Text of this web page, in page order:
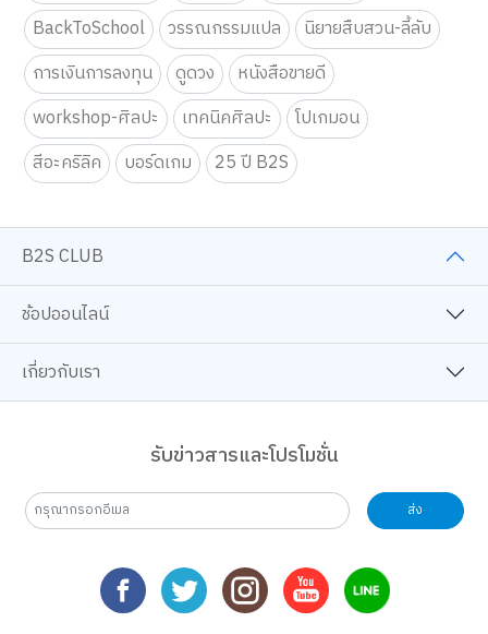
BackToSchool
วรรณกรรมแปล
นิยายสืบสวน-ลี้ลับ
การเงินการลงทุน
ดูดวง
หนังสือขายดี
workshop-ศิลปะ
เทคนิคศิลปะ
โปเกมอน
สีอะคริลิค
บอร์ดเกม 25 ปี B2S
B2S CLUB
ช้อปออนไลน์
เกี่ยวกับเรา
รับข่าวสารและโปรโมชั่น
ส่ง